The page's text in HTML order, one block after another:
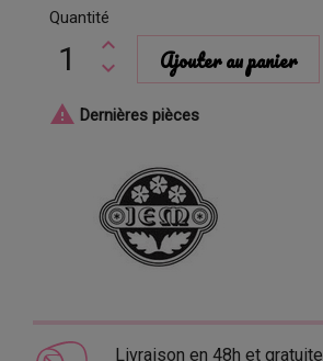
Quantité
Ajouter au panier
 Dernières pièces
Livraison en 48h et gratuite